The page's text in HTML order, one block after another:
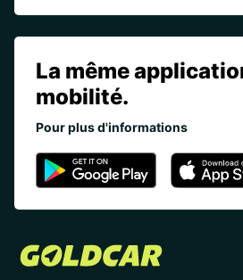
La même
mobilité.
Pour plus d'informations